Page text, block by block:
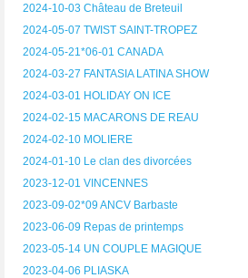
2024-10-03 Château de Breteuil
2024-05-07 TWIST SAINT-TROPEZ
2024-05-21*06-01 CANADA
2024-03-27 FANTASIA LATINA SHOW
2024-03-01 HOLIDAY ON ICE
2024-02-15 MACARONS DE REAU
2024-02-10 MOLIERE
2024-01-10 Le clan des divorcées
2023-12-01 VINCENNES
2023-09-02*09 ANCV Barbaste
2023-06-09 Repas de printemps
2023-05-14 UN COUPLE MAGIQUE
2023-04-06 PLIASKA